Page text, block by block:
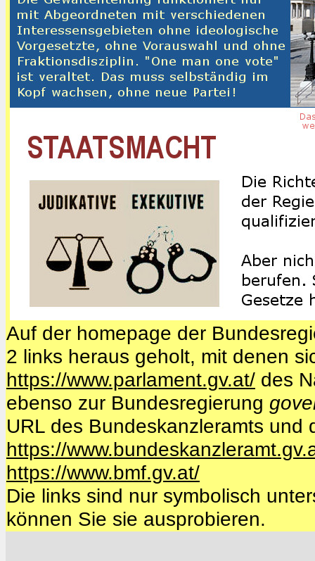
Auf der homepage der
2 links heraus geholt, mit denen
https://www.parlament.gv.at/ des
ebenso zur Bundesregierung
URL des Bundeskanzleramts und
https://
https://www.bmf.gv.at/
Die links sind nur symbolisch
können Sie sie ausprobieren.